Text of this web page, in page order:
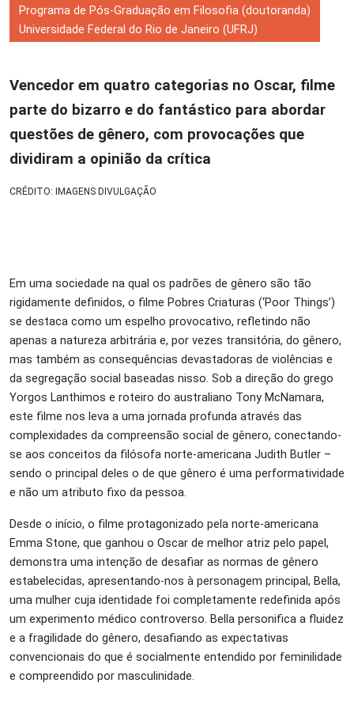
Programa de Pós-Graduação em Filosofia (doutoranda)
Universidade Federal do Rio de Janeiro (UFRJ)
Vencedor em quatro categorias no Oscar, filme
parte do bizarro e do fantástico para abordar
questões de gênero, com provocações que
dividiram a opinião da crítica
CRÉDITO: IMAGENS DIVULGAÇÃO
Em uma sociedade na qual os padrões de gênero são tão
rigidamente definidos, o filme Pobres Criaturas (‘Poor Things’)
se destaca como um espelho provocativo, refletindo não
apenas a natureza arbitrária e, por vezes transitória, do gênero,
mas também as consequências devastadoras de violências e
da segregação social baseadas nisso. Sob a direção do grego
Yorgos Lanthimos e roteiro do australiano Tony McNamara,
este filme nos leva a uma jornada profunda através das
complexidades da compreensão social de gênero, conectando-
se aos conceitos da filósofa norte-americana Judith Butler –
sendo o principal deles o de que gênero é uma performatividade
e não um atributo fixo da pessoa.
Desde o início, o filme protagonizado pela norte-americana
Emma Stone, que ganhou o Oscar de melhor atriz pelo papel,
demonstra uma intenção de desafiar as normas de gênero
estabelecidas, apresentando-nos à personagem principal, Bella,
uma mulher cuja identidade foi completamente redefinida após
um experimento médico controverso. Bella personifica a fluidez
e a fragilidade do gênero, desafiando as expectativas
convencionais do que é socialmente entendido por feminilidade
e compreendido por masculinidade.